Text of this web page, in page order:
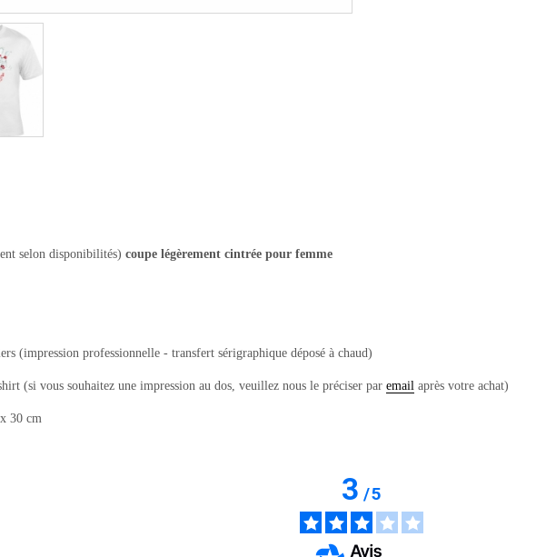
selon disponibilités) coupe légèrement cintrée pour femme
(impression professionnelle - transfert sérigraphique déposé à chaud)
(si vous souhaitez une impression au dos, veuillez nous le préciser par email après votre achat)
30 cm
3/5